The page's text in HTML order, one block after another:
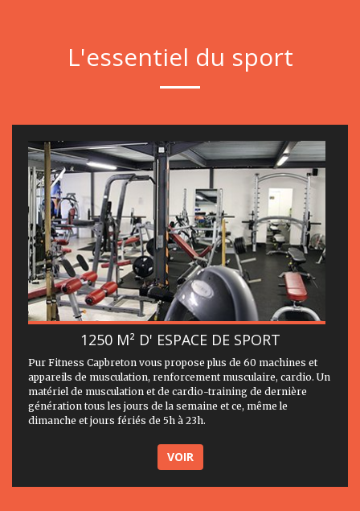
L'essentiel du sport
1250 M² D' ESPACE DE SPORT
Pur Fitness Capbreton vous propose plus de 60 machines et
appareils de musculation, renforcement musculaire, cardio. Un
matériel de musculation et de cardio-training de dernière
génération tous les jours de la semaine et ce, même le
dimanche et jours fériés de 5h à 23h.
VOIR